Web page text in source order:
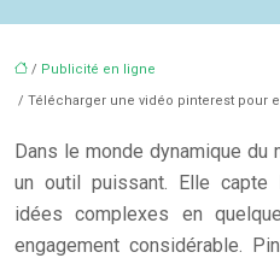
/ Publicité en ligne
/ Télécharger une vidéo pinterest pour
Dans le monde dynamique
un outil puissant. Elle capte
idées complexes en
engagement considérable.